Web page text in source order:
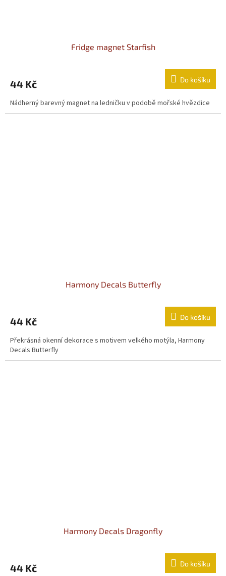
Fridge magnet Starfish
44 Kč Do košíku
Nádherný barevný magnet na ledničku v podobě mořské hvězdice
Harmony Decals Butterfly
44 Kč Do košíku
Překrásná okenní dekorace s motivem velkého motýla, Harmony
Decals Butterfly
Harmony Decals Dragonfly
44 Kč Do košíku